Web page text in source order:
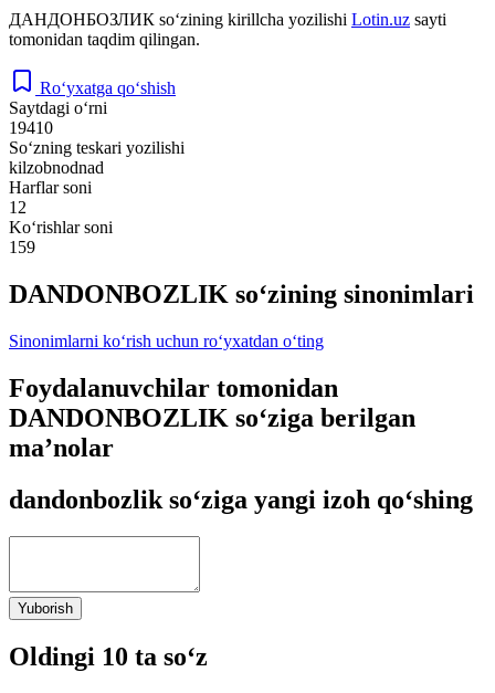
ДАНДОНБОЗЛИК so‘zining kirillcha yozilishi Lotin.uz sayti
tomonidan taqdim qilingan.
Ro‘yxatga qo‘shish
Saytdagi o‘rni
19410
So‘zning teskari yozilishi
kilzobnodnad
Harflar soni
12
Ko‘rishlar soni
159
DANDONBOZLIK so‘zining sinonimlari
Sinonimlarni ko‘rish uchun ro‘yxatdan o‘ting
Foydalanuvchilar tomonidan
DANDONBOZLIK so‘ziga berilgan
ma’nolar
dandonbozlik so‘ziga yangi izoh qo‘shing
Yuborish
Oldingi 10 ta so‘z